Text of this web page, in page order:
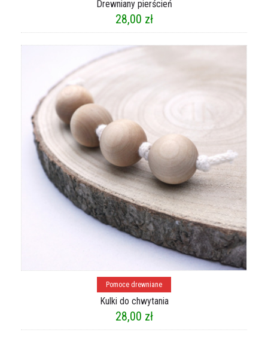
Drewniany pierścień
28,00 zł
Dodaj do koszyka
Pomoce drewniane
Kulki do chwytania
28,00 zł